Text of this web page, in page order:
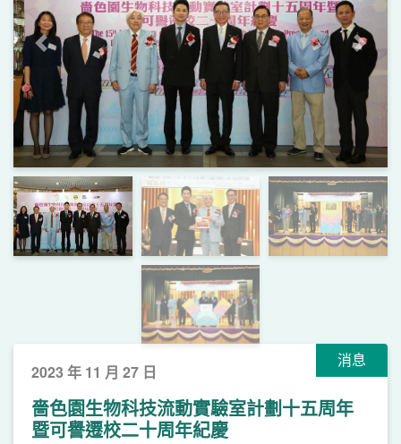
上一頁 下一頁
消息
2023 年 11 月 27 日
嗇色園生物科技流動實驗室計劃十五周年
暨可譽遷校二十周年紀慶